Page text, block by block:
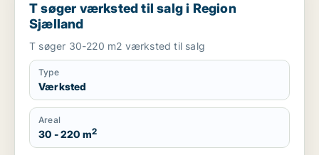
T søger værksted til salg i Region
Sjælland
T søger 30-220 m2 værksted til salg
Type
Værksted
Areal
30 - 220 m2